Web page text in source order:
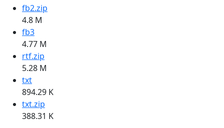
fb2.zip
4.8 M
fb3
4.77 M
rtf.zip
5.28 M
txt
894.29 K
txt.zip
388.31 K